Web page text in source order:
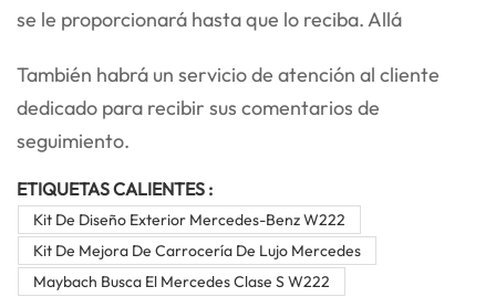
se le proporcionará hasta que lo reciba. Allá
También habrá un servicio de atención al cliente
dedicado para recibir sus comentarios de
seguimiento.
ETIQUETAS CALIENTES :
Kit De Diseño Exterior Mercedes-Benz W222
Kit De Mejora De Carrocería De Lujo Mercedes
Maybach Busca El Mercedes Clase S W222